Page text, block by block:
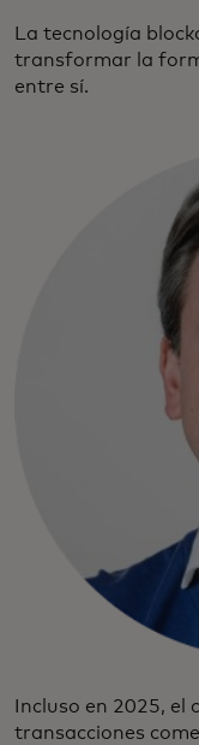
La tecnología
transformar la
entre sí.
Incluso en 2025,
transacciones